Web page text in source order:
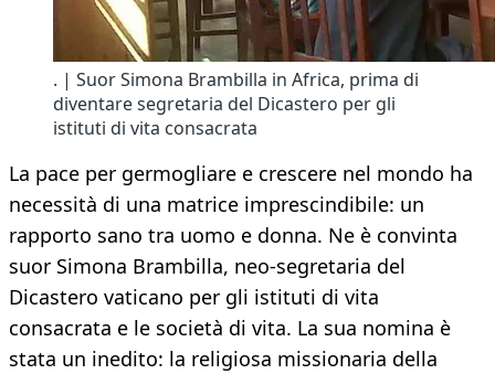
. | Suor Simona Brambilla in Africa, prima di
diventare segretaria del Dicastero per gli
istituti di vita consacrata
La pace per germogliare e crescere nel mondo ha
necessità di una matrice imprescindibile: un
rapporto sano tra uomo e donna. Ne è convinta
suor Simona Brambilla, neo-segretaria del
Dicastero vaticano per gli istituti di vita
consacrata e le società di vita. La sua nomina è
stata un inedito: la religiosa missionaria della